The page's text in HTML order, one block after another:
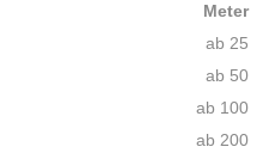
Meter
ab 25
ab 50
ab 100
ab 200